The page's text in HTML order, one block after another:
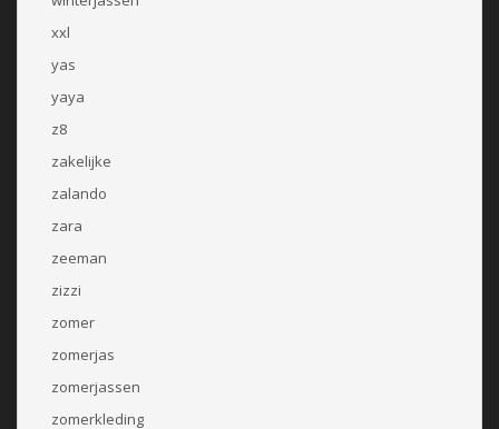
xxl
yas
yaya
z8
zakelijke
zalando
zara
zeeman
zizzi
zomer
zomerjas
zomerjassen
zomerkleding